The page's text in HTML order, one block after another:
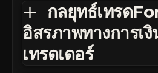
กลยุทธ์เทรด
อิสรภาพทางการเ
เทรดเดอร์